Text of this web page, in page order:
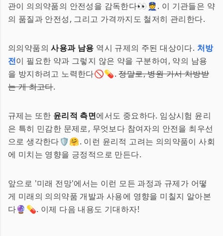
관이 의의약품의 안전성을 감독한다👀👮. 이 기관들은 약
의 품질과 안전성, 그리고 가격까지도 철저히 관리한다.
의의약품의사용과 남용 역시 규제의 주된 대상이다. 처방
전이 필요한 약과 그렇지 않은 약을 구분하여, 약의 남용
을 방지하려고 노력한다🚫💊.정말로, 병원 가서 처방받
는 게 최고다.
규제는 또한 윤리적 측면에서도 중요하다. 임상시험 윤리
은 특히 민감한 문제로, 무엇보다 참여자의 안전을 최우선
으로 생각한다🛡️🤗. 이런 윤리적 고려는 의의약품이 사회
에 미치는 영향을 긍정적으로 만든다.
앞으로 '미래 전망'에서는 이런 모든 과정과 규제가 어떻
게 미래의 의의약품 개발과 사용에 영향을 미칠지 알아본
다🔮💊. 이제 다음 내용도 기대하자!